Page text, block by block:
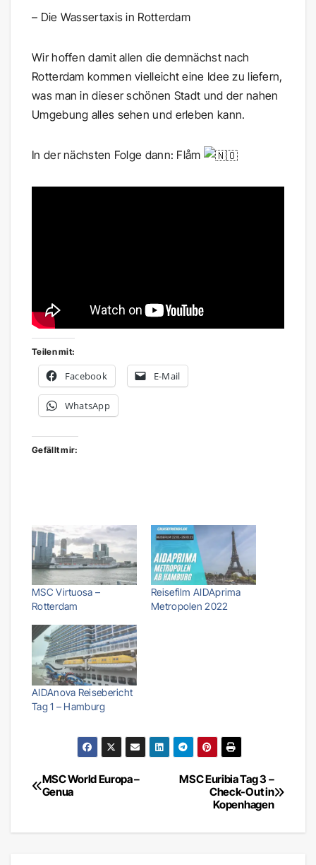
– Die Wassertaxis in Rotterdam
Wir hoffen damit allen die demnächst nach
Rotterdam kommen vielleicht eine Idee zu liefern,
was man in dieser schönen Stadt und der nahen
Umgebung alles sehen und erleben kann.
In der nächsten Folge dann: Flåm
Teilen mit:
Facebook E-Mail
WhatsApp
Gefällt mir:
MSC Virtuosa –
Rotterdam
Reisefilm AIDAprima
Metropolen 2022
AIDAnova Reisebericht
Tag 1 – Hamburg
Beitragsnavigation
MSC Euribia Tag 3 –
Check-Out in
Kopenhagen
MSC World Europa –
Genua